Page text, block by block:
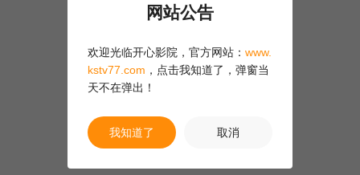
网站公告
欢迎光临开心影院，官方网站： www.
kstv77.com ，点击我知道了，弹窗当
天不在弹出！
我知道了 取消